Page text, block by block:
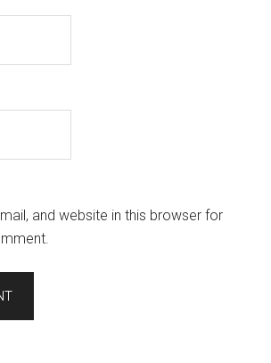
and website in this browser for